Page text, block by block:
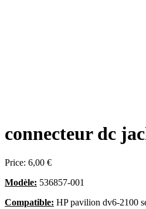
connecteur dc
Price: 6,00 €
Modèle: 536857-001
Compatible: HP pavilion dv6-2100